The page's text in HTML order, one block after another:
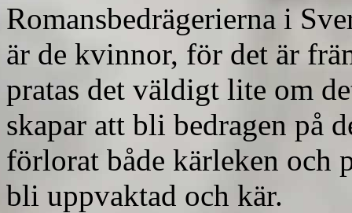
Romansbedrägerierna i
är de kvinnor, för det är
pratas det väldigt lite om
skapar att bli bedragen på
förlorat både kärleken och
bli uppvaktad och kär.